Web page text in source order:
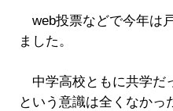
web投票などで今年は
ました。
中学高校ともに共学だ
という意識は全くなかっ